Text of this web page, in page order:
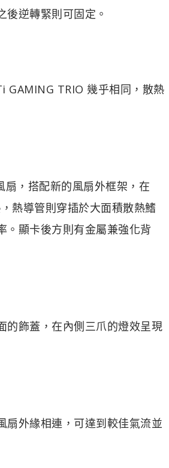
逆轉緊則可固定。
GAMING TRIO 幾乎相同，散熱
扇，搭配新的風扇外框架，在
熱導管則穿插於大面積散熱鰭
。顯卡後方則有金屬兼強化背
的飾蓋，在內側三爪的燈效呈現
扇外緣相連，可達到較佳氣流並